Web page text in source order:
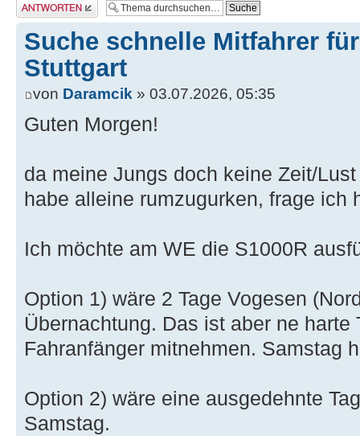
Antwort erstellen
Suche schnelle Mitfahrer
Stuttgart
von Daramcik » 03.07.2026, 05:35
Guten Morgen!
da meine Jungs doch keine Zeit/
habe alleine rumzugurken, frage ich
Ich möchte am WE die S1000R
Option 1) wäre 2 Tage Vogesen
Übernachtung. Das ist aber ne harte
Fahranfänger mitnehmen. Samstag
Option 2) wäre eine ausgedehnte
Samstag.